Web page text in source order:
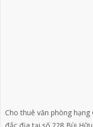
Cho thuê văn phòng